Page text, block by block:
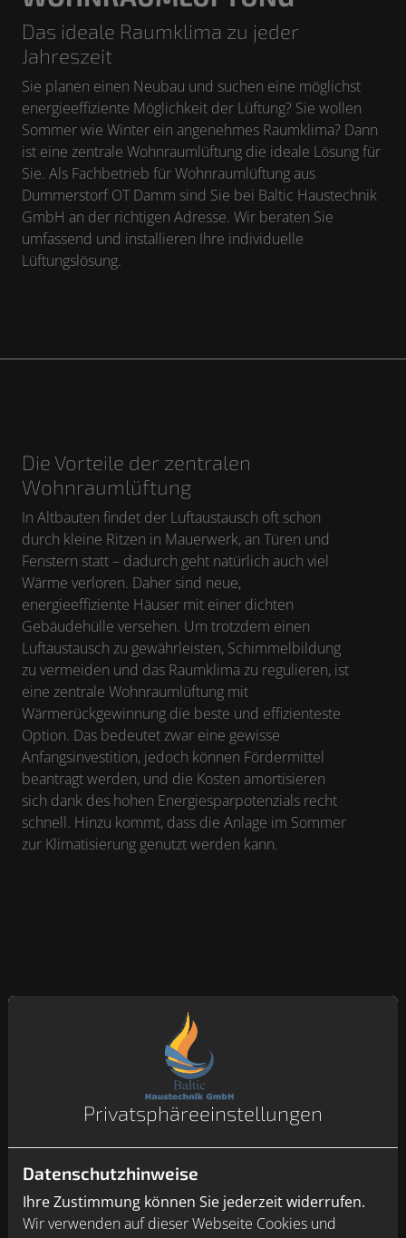
Das ideale Raumklima zu jeder
Jahreszeit
Sie planen einen Neubau und suchen eine möglichst
energieeffiziente Möglichkeit der Lüftung? Sie wollen
Sommer wie Winter ein angenehmes Raumklima? Dann
ist eine zentrale Wohnraumlüftung die ideale Lösung für
Sie. Als Fachbetrieb für Wohnraumlüftung aus
Dummerstorf OT Damm sind Sie bei Baltic Haustechnik
GmbH an der richtigen Adresse. Wir beraten Sie
umfassend und installieren Ihre individuelle
Lüftungslösung.
Die Vorteile der zentralen
Wohnraumlüftung
In Altbauten findet der Luftaustausch oft schon
durch kleine Ritzen in Mauerwerk, an Türen und
Fenstern statt – dadurch geht natürlich auch viel
Wärme verloren. Daher sind neue,
energieeffiziente Häuser mit einer dichten
Gebäudehülle versehen. Um trotzdem einen
Luftaustausch zu gewährleisten, Schimmelbildung
zu vermeiden und das Raumklima zu regulieren, ist
eine zentrale Wohnraumlüftung mit
Wärmerückgewinnung die beste und effizienteste
Option. Das bedeutet zwar eine gewisse
Anfangsinvestition, jedoch können Fördermittel
beantragt werden, und die Kosten amortisieren
sich dank des hohen Energiesparpotenzials recht
schnell. Hinzu kommt, dass die Anlage im Sommer
zur Klimatisierung genutzt werden kann.
Privatsphäre­einstellungen
Datenschutzhinweise
Ihre Zustimmung können Sie jederzeit widerrufen.
Wir verwenden auf dieser Webseite Cookies und